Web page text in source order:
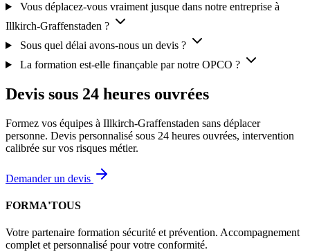
Vous déplacez-vous vraiment jusque dans notre entreprise à
Illkirch-Graffenstaden ?
Sous quel délai avons-nous un devis ?
La formation est-elle finançable par notre OPCO ?
Devis sous 24 heures ouvrées
Formez vos équipes à Illkirch-Graffenstaden sans déplacer
personne. Devis personnalisé sous 24 heures ouvrées, intervention
calibrée sur vos risques métier.
Demander un devis
FORMA'TOUS
Votre partenaire formation sécurité et prévention. Accompagnement
complet et personnalisé pour votre conformité.